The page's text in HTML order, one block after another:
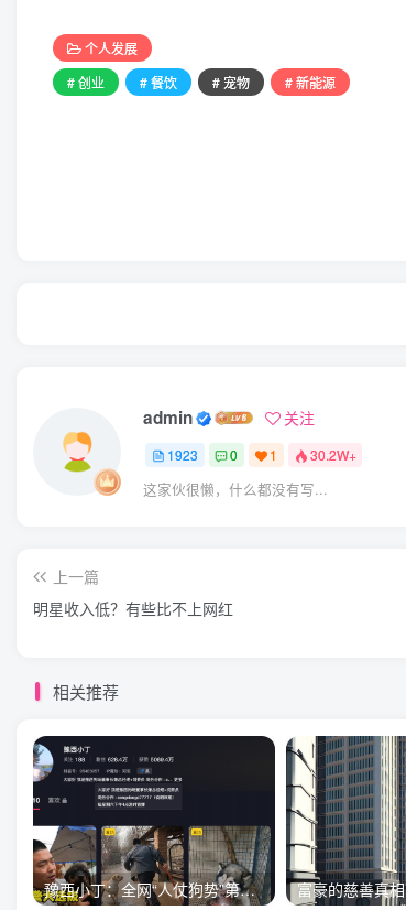
个人发展
# 创业
# 餐饮 # 宠物 # 新能源
admin 关注
1923 0 1 30.2W+
这家伙很懒，什么都没有写...
上一篇
明星收入低？有些比不上网红
相关推荐
豫西小丁：全网“人仗狗势”第一人